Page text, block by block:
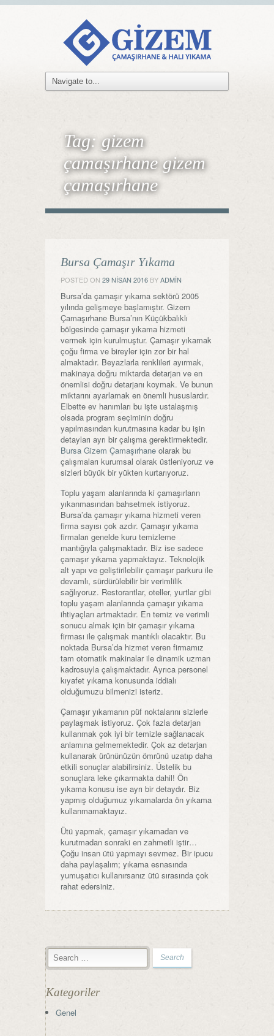
Tag:gizem
çamaşırhane gizem
çamaşırhane
Bursa Çamaşır Yıkama
POSTED ON 29 NISAN 2016 BYADMIN
Bursa’da çamaşır yıkama sektörü 2005
yılında gelişmeye başlamıştır. Gizem
Çamaşırhane Bursa’nın Küçükbalıklı
bölgesinde çamaşır yıkama hizmeti
vermek için kurulmuştur. Çamaşır yıkamak
çoğu firma ve bireyler için zor bir hal
almaktadır. Beyazlarla renklileri ayırmak,
makinaya doğru miktarda detarjan ve en
önemlisi doğru detarjanı koymak. Ve bunun
miktarını ayarlamak en önemli hususlardır.
Elbette ev hanımları bu işte ustalaşmış
olsada program seçiminin doğru
yapılmasından kurutmasına kadar bu işin
detayları ayrı bir çalışma gerektirmektedir.
Bursa Gizem Çamaşırhane olarak bu
çalışmaları kurumsal olarak üstleniyoruz ve
sizleri büyük bir yükten kurtarıyoruz.
Toplu yaşam alanlarında ki çamaşırların
yıkanmasından bahsetmek istiyoruz.
Bursa’da çamaşır yıkama hizmeti veren
firma sayısı çok azdır. Çamaşır yıkama
firmaları genelde kuru temizleme
mantığıyla çalışmaktadır. Biz ise sadece
çamaşır yıkama yapmaktayız. Teknolojik
alt yapı ve geliştirilebilir çamaşır parkuru ile
devamlı, sürdürülebilir bir verimlilik
sağlıyoruz. Restorantlar, oteller, yurtlar gibi
toplu yaşam alanlarında çamaşır yıkama
ihtiyaçları artmaktadır. En temiz ve verimli
sonucu almak için bir çamaşır yıkama
firması ile çalışmak mantıklı olacaktır. Bu
noktada Bursa’da hizmet veren firmamız
tam otomatik makinalar ile dinamik uzman
kadrosuyla çalışmaktadır. Ayrıca personel
kıyafet yıkama konusunda iddialı
olduğumuzu bilmenizi isteriz.
Çamaşır yıkamanın püf noktalarını sizlerle
paylaşmak istiyoruz. Çok fazla detarjan
kullanmak çok iyi bir temizle sağlanacak
anlamına gelmemektedir. Çok az detarjan
kullanarak ürününüzün ömrünü uzatıp daha
etkili sonuçlar alabilirsiniz. Üstelik bu
sonuçlara leke çıkarmakta dahil! Ön
yıkama konusu ise ayrı bir detaydır. Biz
yapmış olduğumuz yıkamalarda ön yıkama
kullanmamaktayız.
Ütü yapmak, çamaşır yıkamadan ve
kurutmadan sonraki en zahmetli iştir…
Çoğu insan ütü yapmayı sevmez. Bir ipucu
daha paylaşalım; yıkama esnasında
yumuşatıcı kullanırsanız ütü sırasında çok
rahat edersiniz.
Kategoriler
Genel